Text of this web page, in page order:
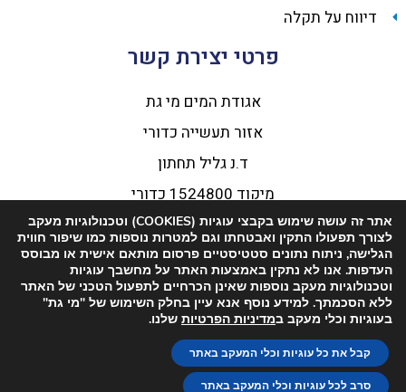
דיווח על תקלה
פרטי יצירת קשר
אגודת המים מי גת
אזור תעשייה כדורי
​​ד.נ גליל תחתון
מיקוד 1524800 כדורי
טלפון ‎04-6766850
אימיילatar@meygat.org.il
אתר זה עושה שימוש בקבצי עוגיות (COOKIES) וטכנולוגיות מעקב
לצורך תפעולו התקין ואבטחתו וגם למטרות נוספות כמו שיפור חווית
הגלישה, ניתוח נתונים סטטיסטיים פרסום מותאם אישית או מבוסס
העדפות. אנו לא נתקין באמצעות האתר על מחשבך עוגיות
וטכנולוגיות מעקב נוספות שאינן הכרחיים לתפעול הטכני של האתר
ללא הסכמתך. למידע נוסף אנא עיין בחלק השימוש של "מי גת"
בעוגיות וכלי מעקב במדיניות הפרטיות שלנו.
קבל את כל עוגיות וכלי המעקב באתר
סרב לכל עוגיות וכלי המעקב באתר